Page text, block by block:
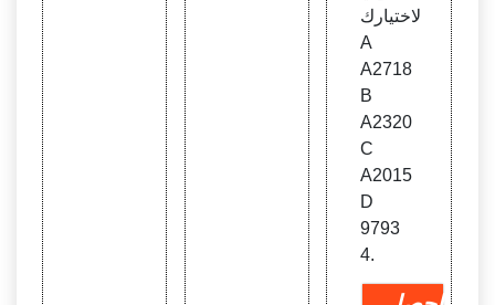
لاختيارك
A
A2718
B
A2320
C
A2015
D
9793
4.